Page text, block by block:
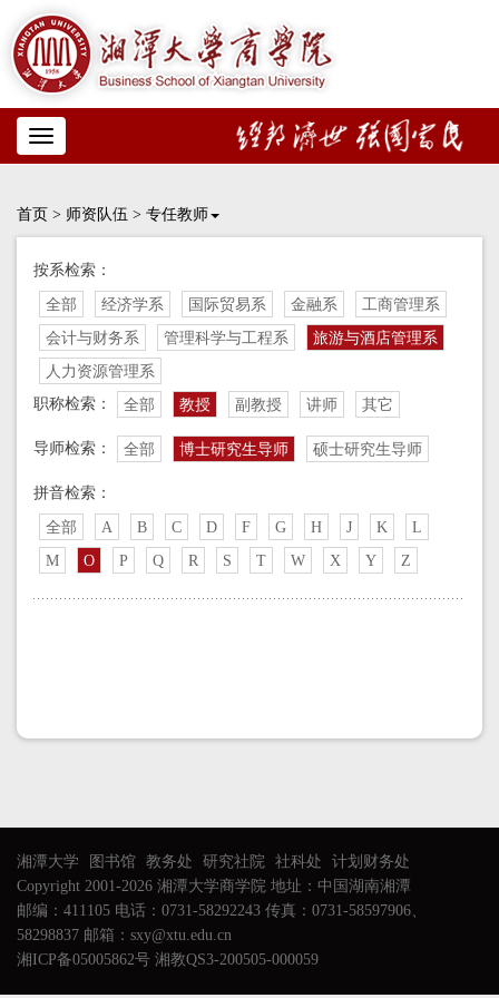
Toggle
navigation
首页 > 师资队伍 > 专任教师
按系检索：
全部 经济学系 国际贸易系 金融系
工商管理系
会计与财务系
管理科学与工程系
旅游与酒店管理系
人力资源管理系
职称检索：
全部 教授 副教授 讲师 其它
导师检索： 全部 博士研究生导师 硕士研究生导师
拼音检索：
全部 A B C D F G H J K
L
M
O P Q R S T W X Y Z
湘潭大学 图书馆 教务处 研究社院 社科处
计划财务处
Copyright 2001-2026 湘潭大学商学院 地址：中国湖南湘潭
邮编：411105 电话：0731-58292243 传真：0731-58597906、
58298837 邮箱：sxy@xtu.edu.cn
湘ICP备05005862号 湘教QS3-200505-000059